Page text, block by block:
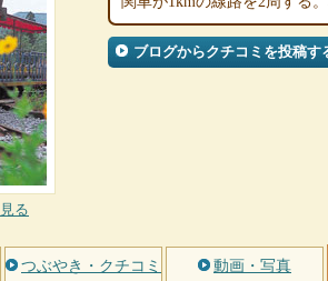
る
ブログからクチコミを投稿す
つぶやき・クチコミ 動画・写真